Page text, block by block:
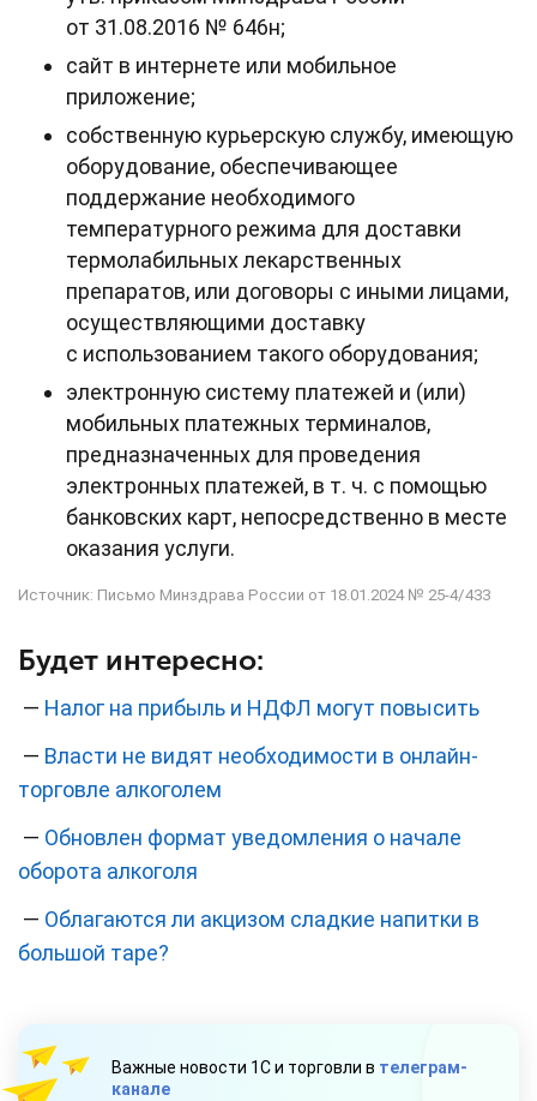
от 31.08.2016 № 646н;
сайт в интернете или мобильное
приложение;
собственную курьерскую службу, имеющую
оборудование, обеспечивающее
поддержание необходимого
температурного режима для доставки
термолабильных лекарственных
препаратов, или договоры с иными лицами,
осуществляющими доставку
с использованием такого оборудования;
электронную систему платежей и (или)
мобильных платежных терминалов,
предназначенных для проведения
электронных платежей, в т. ч. с помощью
банковских карт, непосредственно в месте
оказания услуги.
Источник: Письмо Минздрава России от 18.01.2024 № 25-4/433
Будет интересно:
— Налог на прибыль и НДФЛ могут повысить
— Власти не видят необходимости в онлайн-
торговле алкоголем
— Обновлен формат уведомления о начале
оборота алкоголя
— Облагаются ли акцизом сладкие напитки в
большой таре?
Важные новости 1С и торговли в телеграм-
канале